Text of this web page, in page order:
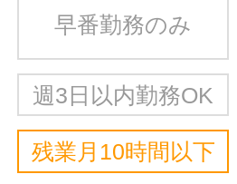
早番勤務のみ
週3日以内勤務OK
残業月10時間以下